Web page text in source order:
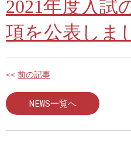
2021年度入試
項を公表しま
<<前の記事
NEWS一覧へ